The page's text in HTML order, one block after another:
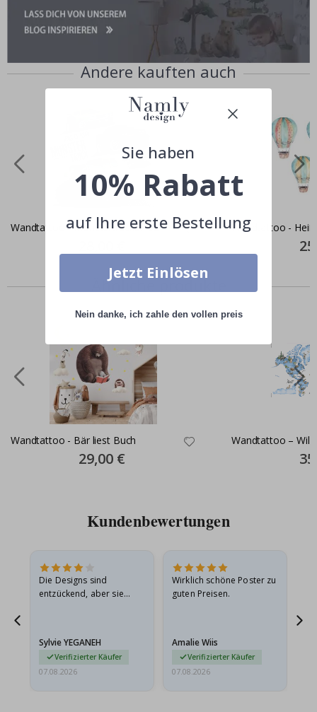
Andere kauften auch
Wandtattoo - Monstertrucks / 02 Wandtattoo -
Ähnliche produkte
Wandtattoo - Bär liest Buch
Special
Price
29,00 €
Wandtattoo –
Kundenbewertungen
Die Designs sind
entzückend, aber sie
sie…
Sylvie YEGANEH
Verifizierter Käufer
07.08.2026
Wirklich schöne Poster zu
guten Preisen.
Amalie Wiis
Verifizierter Käufer
07.08.2026
Sie haben
10% Rabatt
auf Ihre erste Bestellung
Jetzt Einlösen
Nein danke, ich zahle den vollen preis